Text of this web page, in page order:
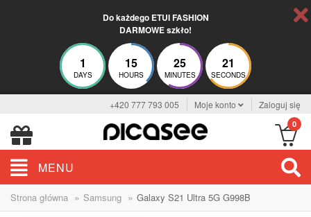
Do każdego ETUI FASHION
DARMOWE szkło!
1
DAYS
15
HOURS
25
MINUTES
20
SECONDS
+420 777 793 005 Moje konto Zaloguj się
0
MENU
Strona główna » Samsung » Galaxy S21 Ultra 5G G998B